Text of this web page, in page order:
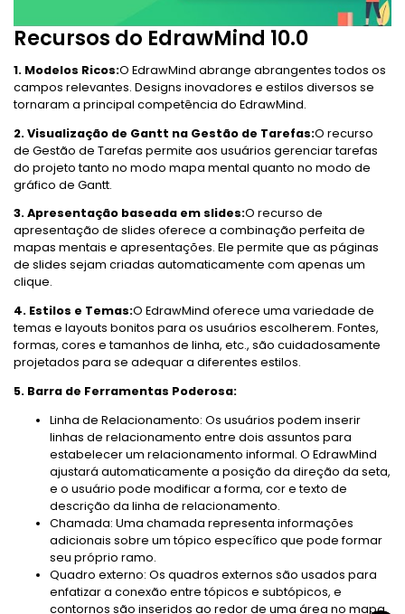
Recursos do EdrawMind 10.0
1. Modelos Ricos:O EdrawMind abrange abrangentes todos os
campos relevantes. Designs inovadores e estilos diversos se
tornaram a principal competência do EdrawMind.
2. Visualização de Gantt na Gestão de Tarefas:O recurso
de Gestão de Tarefas permite aos usuários gerenciar tarefas
do projeto tanto no modo mapa mental quanto no modo de
gráfico de Gantt.
3. Apresentação baseada em slides:O recurso de
apresentação de slides oferece a combinação perfeita de
mapas mentais e apresentações. Ele permite que as páginas
de slides sejam criadas automaticamente com apenas um
clique.
4. Estilos e Temas:O EdrawMind oferece uma variedade de
temas e layouts bonitos para os usuários escolherem. Fontes,
formas, cores e tamanhos de linha, etc., são cuidadosamente
projetados para se adequar a diferentes estilos.
5. Barra de Ferramentas Poderosa:
Linha de Relacionamento: Os usuários podem inserir
linhas de relacionamento entre dois assuntos para
estabelecer um relacionamento informal. O EdrawMind
ajustará automaticamente a posição da direção da seta,
e o usuário pode modificar a forma, cor e texto de
descrição da linha de relacionamento.
Chamada: Uma chamada representa informações
adicionais sobre um tópico específico que pode formar
seu próprio ramo.
Quadro externo: Os quadros externos são usados para
enfatizar a conexão entre tópicos e subtópicos, e
contornos são inseridos ao redor de uma área no mapa